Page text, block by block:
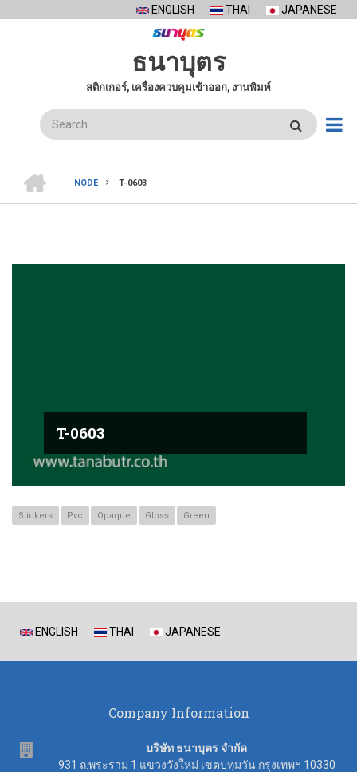
ENGLISH THAI JAPANESE
ธนาบุตร
สติกเกอร์, เครื่องควบคุมเข้าออก, งานพิมพ์
ค้นหา
BREADCRUMB
แรก
NODE T-0603
T-0603
Stickers Pvc Opaque Gloss Green
ENGLISH THAI JAPANESE
Company Information
บริษัท ธนาบุตร จำกัด
931 ถ.พระราม 1 แขวงวังใหม่ เขตปทุมวัน กรุงเทพฯ 10330